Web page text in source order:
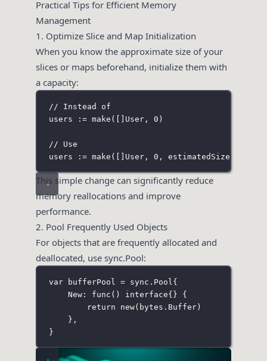
Practical Tips for Efficient Memory
Management
1. Optimize Slice and Map Initialization
When you know the approximate size of your
slices or maps beforehand, initialize them with
a capacity:
// Instead of
users
:= make ([] User, 0 )
// Use
users
:= make ([] User, 0 , estimatedSize)
This simple change can significantly reduce
memory reallocations and improve
performance.
2. Pool Frequently Used Objects
For objects that are frequently allocated and
deallocated, use sync.Pool:
var bufferPool = sync . Pool {
New: func () interface{} {
return
new( bytes . Buffer)
},
}